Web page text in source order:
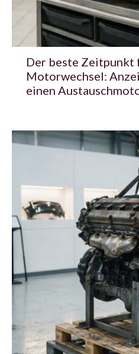
Der beste Zeitpunkt
Motorwechsel:
einen